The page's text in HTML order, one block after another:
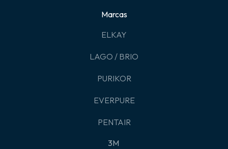
Marcas
ELKAY
LAGO / BRIO
PURIKOR
EVERPURE
PENTAIR
3M